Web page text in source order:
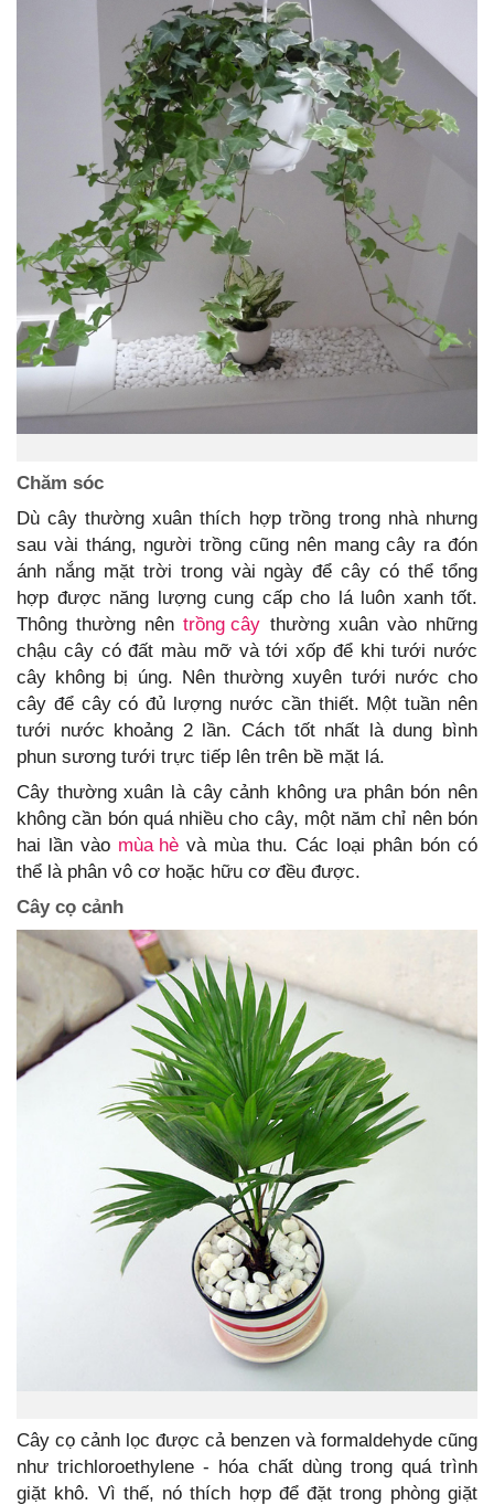
Chăm sóc
Dù cây thường xuân thích hợp trồng trong nhà nhưng
sau vài tháng, người trồng cũng nên mang cây ra đón
ánh nắng mặt trời trong vài ngày để cây có thể tổng
hợp được năng lượng cung cấp cho lá luôn xanh tốt.
Thông thường nêntrồng cây thường xuân vào những
chậu cây có đất màu mỡ và tới xốp để khi tưới nước
cây không bị úng. Nên thường xuyên tưới nước cho
cây để cây có đủ lượng nước cần thiết. Một tuần nên
tưới nước khoảng 2 lần. Cách tốt nhất là dung bình
phun sương tưới trực tiếp lên trên bề mặt lá.
Cây thường xuân là cây cảnh không ưa phân bón nên
không cần bón quá nhiều cho cây, một năm chỉ nên bón
hai lần vào mùa hè và mùa thu. Các loại phân bón có
thể là phân vô cơ hoặc hữu cơ đều được.
Cây cọ cảnh
Cây cọ cảnh lọc được cả benzen và formaldehyde cũng
như trichloroethylene - hóa chất dùng trong quá trình
giặt khô. Vì thế, nó thích hợp để đặt trong phòng giặt